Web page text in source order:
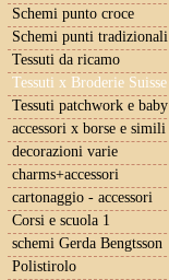
Schemi punto croce
Schemi punti tradizionali
Tessuti da ricamo
Tessuti x Broderie Suisse
Tessuti patchwork e baby
accessori x borse e simili
decorazioni varie
charms+accessori
cartonaggio - accessori
Corsi e scuola 1
schemi Gerda Bengtsson
Polistirolo